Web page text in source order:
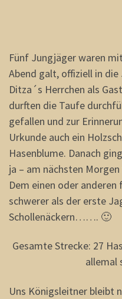
Fünf Jungjäger waren
Abend galt, offiziell in
Ditza´s Herrchen als
durften die Taufe
gefallen und zur
Urkunde auch ein
Hasenblume. Danach
ja – am nächsten
Dem einen oder
schwerer als der erste
Schollenäckern……. 🙂
Gesamte Strecke: 27
allemal
Uns Königsleitner bleibt